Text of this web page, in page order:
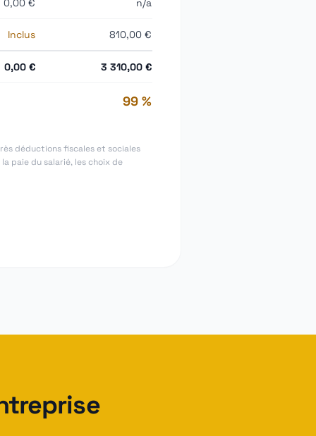
0,00 € n/a
Inclus 810,00 €
0,00 € 3 310,00 €
99 %
déductions fiscales et sociales
paie du salarié, les choix de